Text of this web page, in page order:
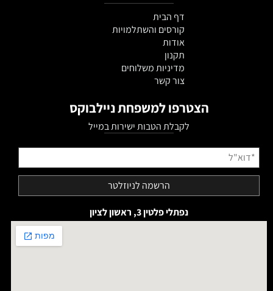
דף הבית
קורסים והשתלמויות
אודות
תקנון
מדיניות משלוחים
צור קשר
הצטרפו למשפחת ניילבוקס
לקבלת הטבות ישירות במייל
נפתלי פלטין 3, ראשון לציון